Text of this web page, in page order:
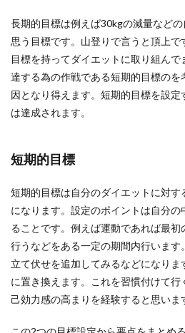
長期的目標は例えば30kgの減量など
思う目標です。山登りで言うと頂上
目標を持ってダイエットに取り組ん
達する為の作戦である短期的目標の
因となり得えます。短期的目標を設
は達成されます。
短期的目標
短期的目標は自分のダイエットに対
になります。設定のポイントは自分
ることです。例えば運動であれば最
行うなどをある一定の期間内行いま
立て伏せを追加してみるなどになり
に置き換えます。これを習慣付けて行
己効力感の高まりを経験すると思いま